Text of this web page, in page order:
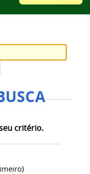
critério.